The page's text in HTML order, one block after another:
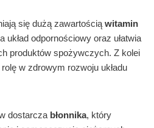
się dużą zawartością witamin
układ odpornościowy oraz ułatwia
produktów spożywczych. Z kolei
w zdrowym rozwoju układu
dostarcza błonnika, który